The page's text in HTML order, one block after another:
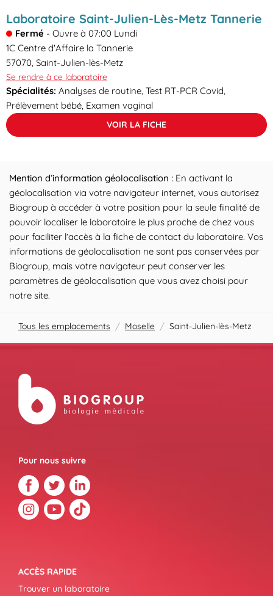
Laboratoire Saint-Julien-Lès-Metz Tannerie
Fermé - Ouvre à 07:00 Lundi
1C Centre d'Affaire la Tannerie
57070, Saint-Julien-lès-Metz
Se rendre à ce laboratoire
Spécialités: Analyses de routine, Test RT-PCR Covid,
Prélèvement bébé, Examen vaginal
VOIR LA FICHE
Mention d’information géolocalisation : En activant la
géolocalisation via votre navigateur internet, vous autorisez
Biogroup à accéder à votre position pour la seule finalité de
pouvoir localiser le laboratoire le plus proche de chez vous
pour faciliter l’accès à la fiche de contact du laboratoire. Vos
informations de géolocalisation ne sont pas conservées par
Biogroup, mais votre navigateur peut conserver les
paramètres de géolocalisation que vous avez choisi pour
notre site.
Tous les emplacements / Moselle / Saint-Julien-lès-Metz
Pour nous suivre
ACCÈS RAPIDE
Trouver un laboratoire